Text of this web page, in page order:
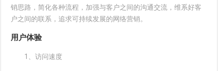
销思路，简化各种流程，加强与客户之间的沟通交流，维系好客
户之间的联系，追求可持续发展的网络营销。
用户体验
1、访问速度